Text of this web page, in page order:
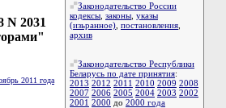
N 2031
2011 года
Законодательство России
кодексы законы указы
(изьранное) постановления
архив
Законодательство Республики
Беларусь по дате принятия:
2013 2012 2011 2010 2009 2008
2007 2006 2005 2004 2003 2002
2001 2000 до 2000 года